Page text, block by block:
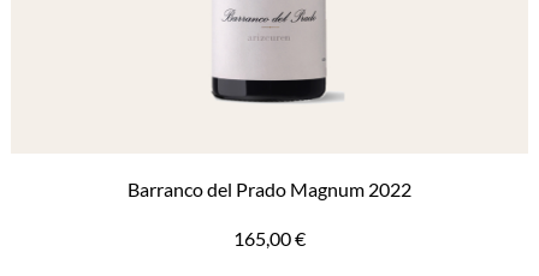
Barranco del Prado Magnum 2022
165,00€